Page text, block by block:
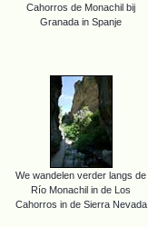
Cahorros de Monachil bij
Granada in Spanje
We wandelen verder langs de
Río Monachil in de Los
Cahorros in de Sierra Nevada